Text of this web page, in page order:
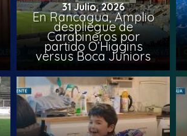
31 Julio, 2026
En Rancagua, Amplio
despliegue de
Carabineros por
partido O’Higgins
versus Boca Juniors